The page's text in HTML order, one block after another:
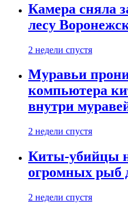
Камера сняла
лесу
2 недели спустя
Муравьи
компьютера
внутри
2 недели спустя
Киты-убийцы
огромных рыб
2 недели спустя